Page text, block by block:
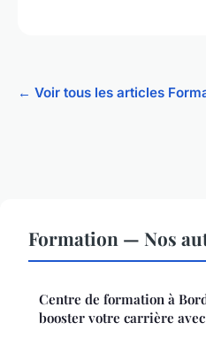
← Voir tous les articles
Formation — Nos
Centre de formation à
booster votre carrière